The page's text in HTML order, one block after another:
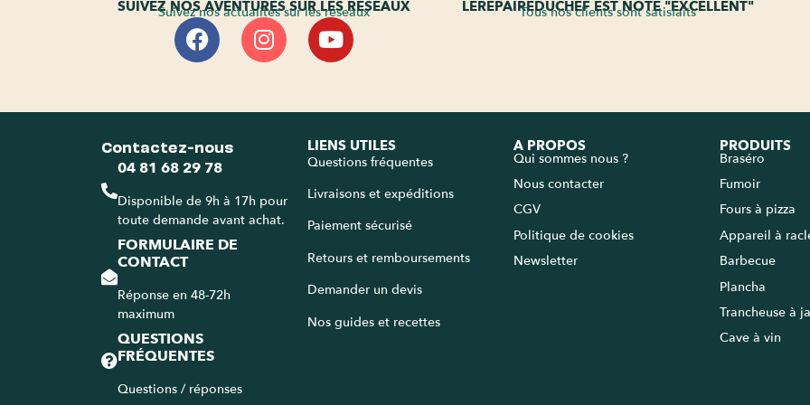
SUIVEZ NOS AVENTURES SUR LES RÉSEAUX
Suivez nos actualités sur les réseaux LEREPAIREDUCHEF EST NOTÉ "EXCELLENT"
Tous nos clients sont satisfaits
Contactez-nous
04 81 68 29 78
Disponible de 9h à 17h pour
toute demande avant achat.
FORMULAIRE DE
CONTACT
Réponse en 48-72h
maximum
QUESTIONS
FRÉQUENTES
Questions / réponses
LIENS UTILES
Questions fréquentes
Livraisons et expéditions
Paiement sécurisé
Retours et remboursements
Demander un devis
Nos guides et recettes
A PROPOS
Qui sommes nous ?
Nous contacter
CGV
Politique de cookies
Newsletter
PRODUITS
Braséro
Fumoir
Fours à pizza
Appareil à
Barbecue
Plancha
Trancheuse à
Cave à vin